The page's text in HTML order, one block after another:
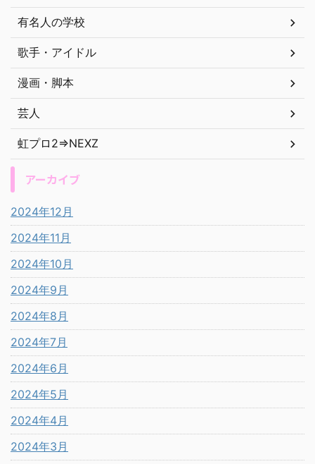
有名人の学校
歌手・アイドル
漫画・脚本
芸人
虹プロ2⇒NEXZ
アーカイブ
2024年12月
2024年11月
2024年10月
2024年9月
2024年8月
2024年7月
2024年6月
2024年5月
2024年4月
2024年3月